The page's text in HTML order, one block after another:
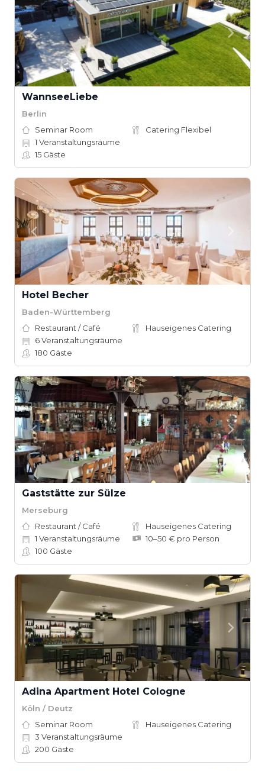
WannseeLiebe
Berlin
Seminar Room
Catering Flexibel
1 Veranstaltungsräume
15 Gäste
Hotel Becher
Baden-Württemberg
Restaurant / Café
Hauseigenes Catering
6Veranstaltungsräume
180 Gäste
Gaststätte zur Sülze
Merseburg
Restaurant / Café
Hauseigenes Catering
1 Veranstaltungsräume
10–50 € pro Person
100 Gäste
Adina Apartment Hotel Cologne
Köln / Deutz
Seminar Room
Hauseigenes Catering
3 Veranstaltungsräume
200 Gäste